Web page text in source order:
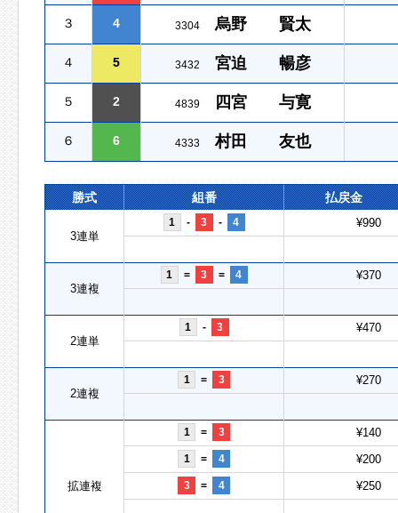
３ 4 3304 烏野 賢太
４ 5 3432 宮迫 暢彦
５ 2 4839 四宮 与寛
６ 6 4333 村田 友也
勝式 組番 払戻金
3連単
1 - 3 - 4 ¥990
3連複
1 = 3 = 4 ¥370
2連単
1 - 3 ¥470
2連複
1 = 3 ¥270
拡連複
1 = 3 ¥140
1 = 4 ¥200
3 = 4 ¥250